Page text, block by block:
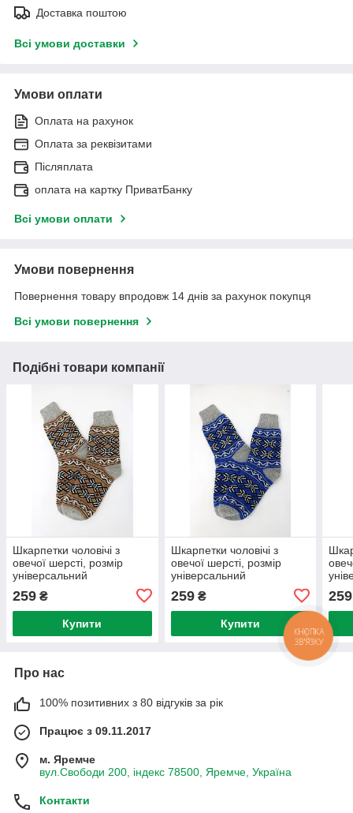
Доставка поштою
Всі умови доставки
Умови оплати
Оплата на рахунок
Оплата за реквізитами
Післяплата
оплата на картку ПриватБанку
Всі умови оплати
Умови повернення
Повернення товару впродовж 14 днів за рахунок покупця
Всі умови повернення
Подібні товари компанії
Шкарпетки чоловічі з
овечої шерсті, розмір
універсальний
259 ₴
Купити
Шкарпетки чоловічі з
овечої шерсті, розмір
універсальний
259₴
Купити
259
Про нас
100% позитивних з 80 відгуків за рік
Працює з 09.11.2017
м. Яремче
вул.Свободи 200, індекс 78500, Яремче, Україна
Контакти
КНОПКА
ЗВ'ЯЗКУ